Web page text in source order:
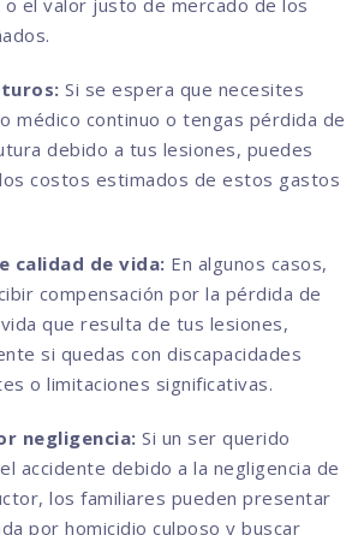
o el valor justo de mercado de los
Si se espera que necesites
médico continuo o tengas pérdida de
debido a tus lesiones, puedes
costos estimados de estos gastos
calidad de vida: En algunos casos,
compensación por la pérdida de
que resulta de tus lesiones,
si quedas con discapacidades
o limitaciones significativas.
negligencia: Si un ser querido
accidente debido a la negligencia de
los familiares pueden presentar
por homicidio culposo y buscar